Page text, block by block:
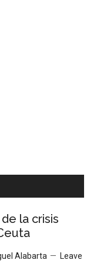
la crisis
Alabarta
Leave